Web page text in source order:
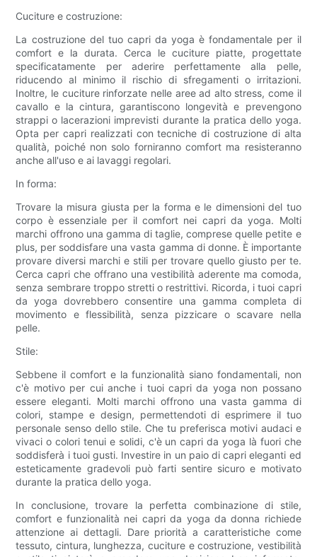
Cuciture e costruzione:
La costruzione del tuo capri da yoga è fondamentale per il
comfort e la durata. Cerca le cuciture piatte, progettate
specificatamente per aderire perfettamente alla pelle,
riducendo al minimo il rischio di sfregamenti o irritazioni.
Inoltre, le cuciture rinforzate nelle aree ad alto stress, come il
cavallo e la cintura, garantiscono longevità e prevengono
strappi o lacerazioni imprevisti durante la pratica dello yoga.
Opta per capri realizzati con tecniche di costruzione di alta
qualità, poiché non solo forniranno comfort ma resisteranno
anche all'uso e ai lavaggi regolari.
In forma:
Trovare la misura giusta per la forma e le dimensioni del tuo
corpo è essenziale per il comfort nei capri da yoga. Molti
marchi offrono una gamma di taglie, comprese quelle petite e
plus, per soddisfare una vasta gamma di donne. È importante
provare diversi marchi e stili per trovare quello giusto per te.
Cerca capri che offrano una vestibilità aderente ma comoda,
senza sembrare troppo stretti o restrittivi. Ricorda, i tuoi capri
da yoga dovrebbero consentire una gamma completa di
movimento e flessibilità, senza pizzicare o scavare nella
pelle.
Stile:
Sebbene il comfort e la funzionalità siano fondamentali, non
c'è motivo per cui anche i tuoi capri da yoga non possano
essere eleganti. Molti marchi offrono una vasta gamma di
colori, stampe e design, permettendoti di esprimere il tuo
personale senso dello stile. Che tu preferisca motivi audaci e
vivaci o colori tenui e solidi, c'è un capri da yoga là fuori che
soddisferà i tuoi gusti. Investire in un paio di capri eleganti ed
esteticamente gradevoli può farti sentire sicuro e motivato
durante la pratica dello yoga.
In conclusione, trovare la perfetta combinazione di stile,
comfort e funzionalità nei capri da yoga da donna richiede
attenzione ai dettagli. Dare priorità a caratteristiche come
tessuto, cintura, lunghezza, cuciture e costruzione, vestibilità